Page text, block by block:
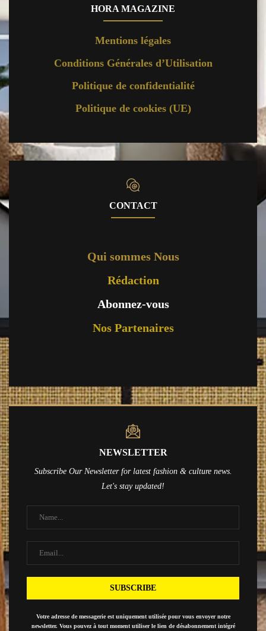
HORA MAGAZINE
Mentions légales
Conditions Générales d’Utilisation
Politique de confidentialité
Politique de cookies (UE)
CONTACT
Qui sommes Nous
Rédaction
Abonnez-vous
Nos Partenaires
NEWSLETTER
Subscribe Our Newsletter for latest fashion & culture news.
Let's stay updated!
Votre adresse de messagerie est uniquement utilisée pour vous envoyer notre
newsletter. Vous pouvez à tout moment utiliser le lien de désabonnement intégré